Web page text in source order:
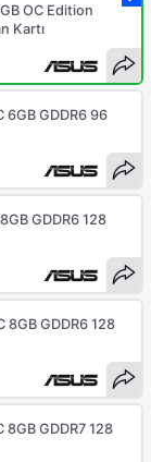
OC Edition
Kartı
6GB GDDR6 96
GDDR6 128
8GB GDDR6 128
8GB GDDR7 128